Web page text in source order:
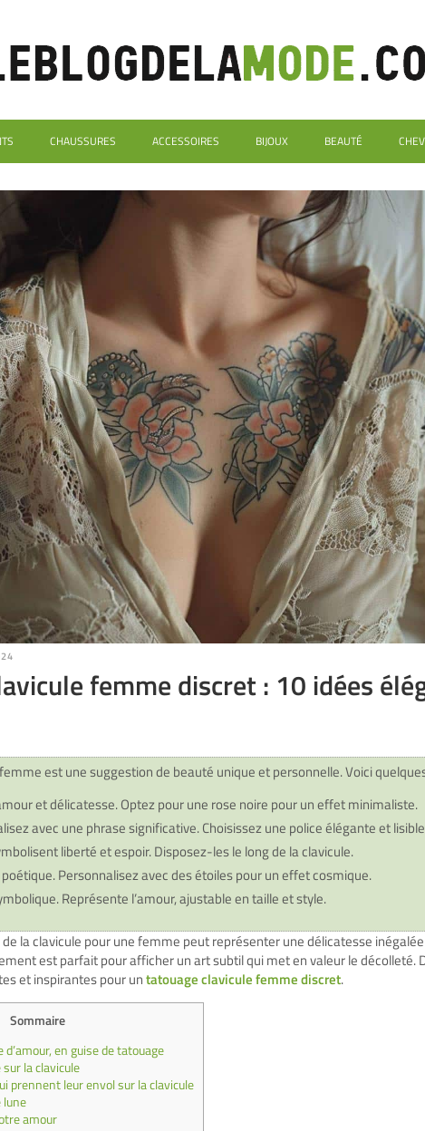
CHAUSSURES ACCESSOIRES BIJOUX BEAUTÉ
femme discret : 10 idées
est une suggestion de beauté unique et personnelle. Voici
et délicatesse. Optez pour une rose noire pour un effet minimaliste.
avec une phrase significative. Choisissez une police élégante et
liberté et espoir. Disposez-les le long de la clavicule.
Personnalisez avec des étoiles pour un effet cosmique.
Représente l’amour, ajustable en taille et style.
la clavicule pour une femme peut représenter une délicatesse
est parfait pour afficher un art subtil qui met en valeur le décolleté.
et inspirantes pour untatouage clavicule femme discret.
Sommaire
en guise de tatouage
la clavicule
prennent leur envol sur la clavicule
lune
amour